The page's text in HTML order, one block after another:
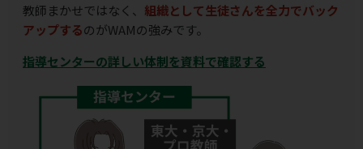
教師まかせではなく、 組織として生徒さんを全力でバック
アップするのがWAMの強みです。
指導センターの詳しい体制を資料で確認する